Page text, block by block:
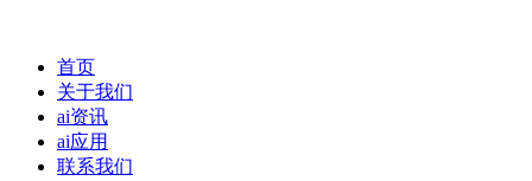
首页
关于我们
ai资讯
ai应用
联系我们